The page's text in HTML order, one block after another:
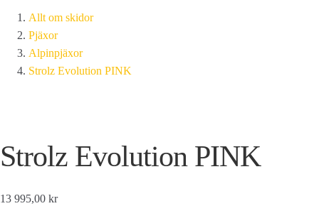
Allt om skidor
Pjäxor
Alpinpjäxor
Strolz Evolution PINK
Strolz Evolution PINK
13 995,00 kr